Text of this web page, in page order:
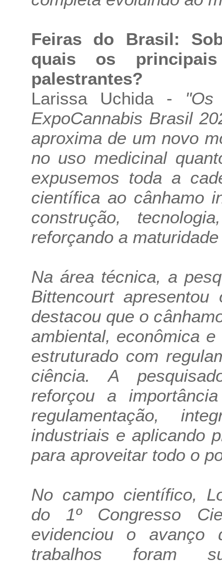
Feiras do Brasil:
quais os
palestrantes?
Larissa Uchida - "Os
ExpoCannabis Brasil
aproxima de um novo
no uso medicinal
expusemos toda a
científica ao cânhamo
construção,
reforçando a
Na área técnica, a
Bittencourt
destacou que o
ambiental, econômica
estruturado com
ciência. A
reforçou a
regulamentação,
industriais e aplicando
para aproveitar todo o
No campo científico,
do 1º Congresso
evidenciou o avanço
trabalhos foram